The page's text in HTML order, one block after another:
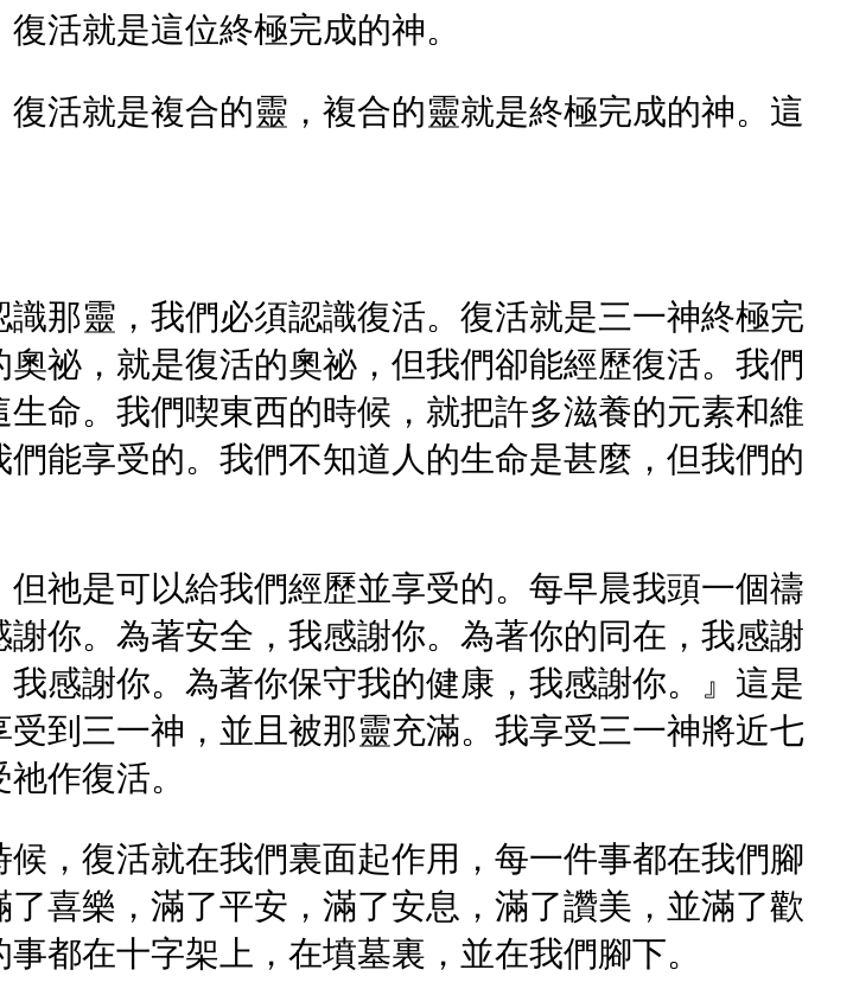
活就是這位終極完成的神。
活就是複合的靈，複合的靈就是終極完成的神。這
那靈，我們必須認識復活。復活就是三一神終極完
祕，就是復活的奧祕，但我們卻能經歷復活。我們
命。我們喫東西的時候，就把許多滋養的元素和維
能享受的。我們不知道人的生命是甚麼，但我們的
祂是可以給我們經歷並享受的。每早晨我頭一個禱
你。為著安全，我感謝你。為著你的同在，我感謝
感謝你。為著你保守我的健康，我感謝你。』這是
到三一神，並且被那靈充滿。我享受三一神將近七
作復活。
，復活就在我們裏面起作用，每一件事都在我們腳
喜樂，滿了平安，滿了安息，滿了讚美，並滿了歡
都在十字架上，在墳墓裏，並在我們腳下。